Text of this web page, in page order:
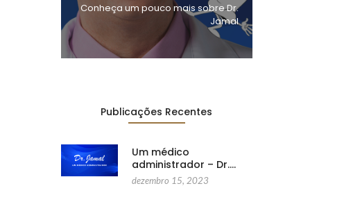
Conheça um pouco mais sobre Dr.
Jamal
Publicações Recentes
Um médico
administrador – Dr.…
dezembro 15, 2023